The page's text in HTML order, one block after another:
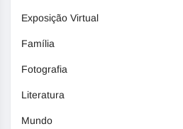
Exposição Virtual
Família
Fotografia
Literatura
Mundo